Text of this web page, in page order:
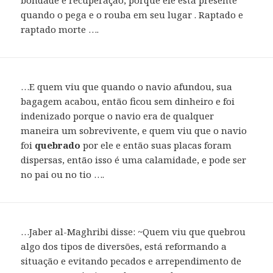
quando o pega e o rouba em seu lugar . Raptado e
raptado morte ….
…E quem viu que quando o navio afundou, sua
bagagem acabou, então ficou sem dinheiro e foi
indenizado porque o navio era de qualquer
maneira um sobrevivente, e quem viu que o navio
foi quebrado por ele e então suas placas foram
dispersas, então isso é uma calamidade, e pode ser
no pai ou no tio ….
…Jaber al-Maghribi disse: ~Quem viu que quebrou
algo dos tipos de diversões, está reformando a
situação e evitando pecados e arrependimento de